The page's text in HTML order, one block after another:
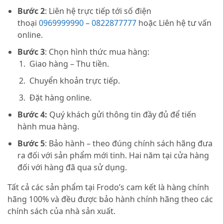
Bước 2: Liên hệ trực tiếp tới số điện
thoại 0969999990–0822877777 hoặc Liên hệ tư vấn
online.
Bước 3: Chọn hình thức mua hàng:
Giao hàng – Thu tiền.
Chuyển khoản trực tiếp.
Đặt hàng online.
Bước 4: Quý khách gửi thông tin đầy đủ để tiến
hành mua hàng.
Bước 5: Bảo hành – theo đúng chính sách hãng đưa
ra đối với sản phẩm mới tinh. Hai năm tại cửa hàng
đối với hàng đã qua sử dụng.
Tất cả các sản phẩm tại Frodo’s cam kết là hàng chính
hãng 100% và đều được bảo hành chính hãng theo các
chính sách của nhà sản xuất.